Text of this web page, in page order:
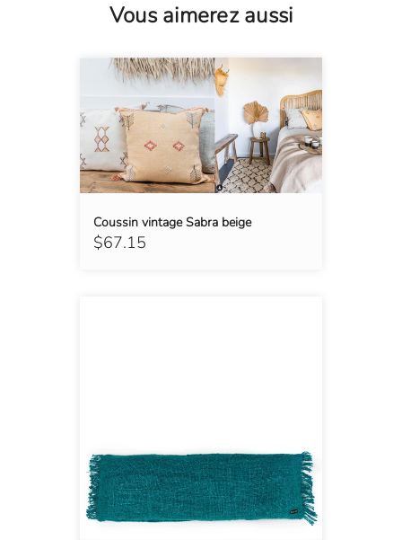
Vous aimerez aussi
$67.15
Coussin vintage Sabra beige